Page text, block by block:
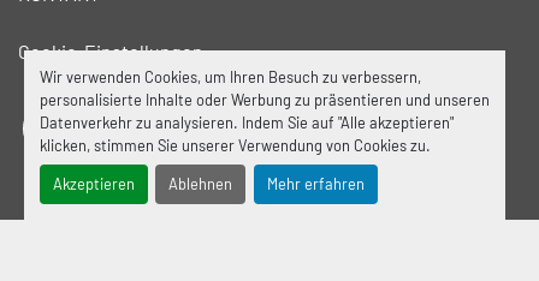
Wir verwenden Cookies, um Ihren Besuch zu verbessern,
personalisierte Inhalte oder Werbung zu präsentieren und unseren
Datenverkehr zu analysieren. Indem Sie auf "Alle akzeptieren"
klicken, stimmen Sie unserer Verwendung von Cookies zu.
Akzeptieren Ablehnen Mehr erfahren
Cookie-Einstellungen
facebooklinkedin